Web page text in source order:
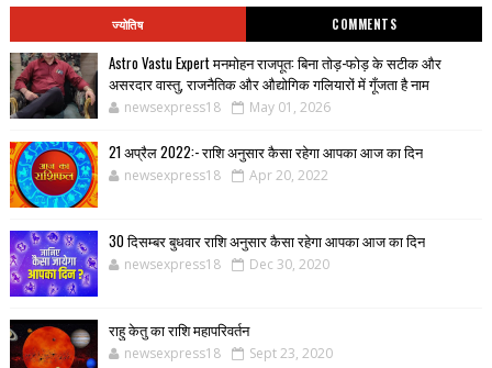
ज्योतिष COMMENTS
Astro Vastu Expert मनमोहन राजपूत: बिना तोड़-फोड़ के सटीक और
असरदार वास्तु, राजनैतिक और औद्योगिक गलियारों में गूँजता है नाम
newsexpress18 May 01, 2026
21 अप्रैल 2022:- राशि अनुसार कैसा रहेगा आपका आज का दिन
newsexpress18 Apr 20, 2022
30 दिसम्बर बुधवार राशि अनुसार कैसा रहेगा आपका आज का दिन
newsexpress18 Dec 30, 2020
राहु केतु का राशि महापरिवर्तन
newsexpress18 Sept 23, 2020